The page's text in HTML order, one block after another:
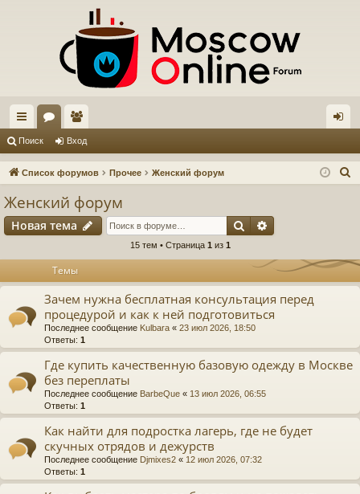
с
ы ум
ол
ьз
ат
ел
и
д
Поиск Вход
Список форумов Прочее Женский форум
Женский форум
Новая тема Поиск
15 тем • Страница 1 из 1
Темы
Зачем нужна бесплатная консультация перед
процедурой и как к ней подготовиться
Последнее сообщение Kulbara « 23 июл 2026, 18:50
Ответы: 1
Где купить качественную базовую одежду в Москве
без переплаты
Последнее сообщение BarbeQue « 13 июл 2026, 06:55
Ответы: 1
Как найти для подростка лагерь, где не будет
скучных отрядов и дежурств
Последнее сообщение Djmixes2 « 12 июл 2026, 07:32
Ответы: 1